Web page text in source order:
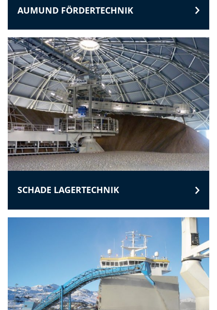
AUMUND FÖRDERTECHNIK
SCHADE LAGERTECHNIK